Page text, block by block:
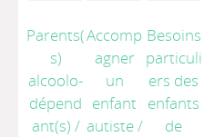
Parents(
s)
alcoolo-
dépend
ant(s) /
Accomp
agner
un
enfant
autiste/
Besoins
particuli
ers des
enfants
de